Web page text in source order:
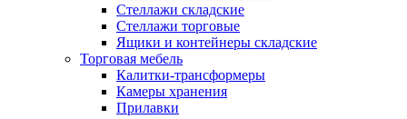
Стеллажи складские
Стеллажи торговые
Ящики и контейнеры складские
Торговая мебель
Калитки-трансформеры
Камеры хранения
Прилавки